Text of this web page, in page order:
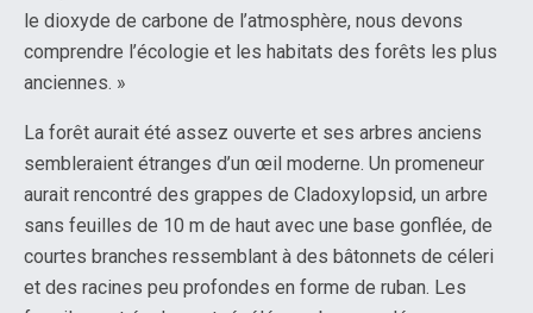
le dioxyde de carbone de l’atmosphère, nous devons
comprendre l’écologie et les habitats des forêts les plus
anciennes. »
La forêt aurait été assez ouverte et ses arbres anciens
sembleraient étranges d’un œil moderne. Un promeneur
aurait rencontré des grappes de Cladoxylopsid, un arbre
sans feuilles de 10 m de haut avec une base gonflée, de
courtes branches ressemblant à des bâtonnets de céleri
et des racines peu profondes en forme de ruban. Les